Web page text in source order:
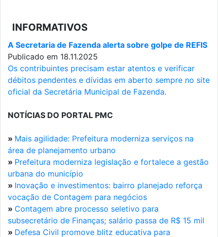
INFORMATIVOS
A Secretaria de Fazenda alerta sobre golpe de REFIS
Publicado em 18.11.2025
Os contribuintes precisam estar atentos e verificar
débitos pendentes e dívidas em aberto sempre no site
oficial da Secretária Municipal de Fazenda.
NOTÍCIAS DO PORTAL PMC
» Mais agilidade: Prefeitura moderniza serviços na
área de planejamento urbano
» Prefeitura moderniza legislação e fortalece a gestão
urbana do município
» Inovação e investimentos: bairro planejado reforça
vocação de Contagem para negócios
» Contagem abre processo seletivo para
subsecretário de Finanças; salário passa de R$ 15 mil
» Defesa Civil promove blitz educativa para